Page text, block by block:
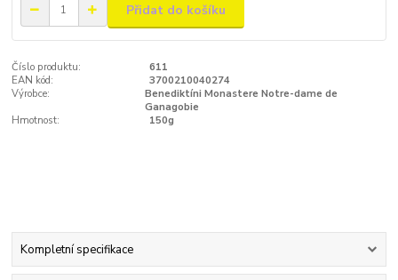
Přidat do košíku
Číslo produktu:
611
EAN kód:
3700210040274
Výrobce:
Benediktíni Monastere Notre-dame de
Ganagobie
Hmotnost:
150g
Kompletní specifikace